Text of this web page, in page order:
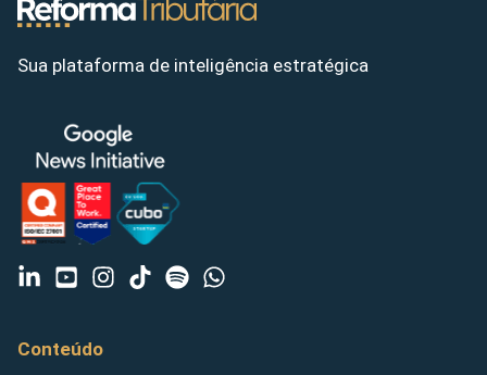
Sua plataforma de inteligência estratégica
Conteúdo